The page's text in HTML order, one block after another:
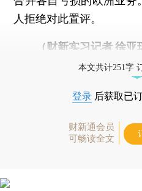
人拒绝对此置评。
（财新实习记者 徐亚
本文共计251字
登录 后获取已
财新通会员
可畅读全文